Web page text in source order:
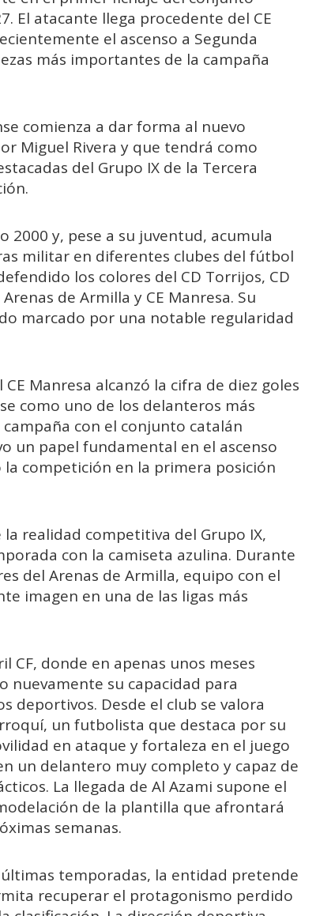
El atacante llega procedente del CE
el ascenso a Segunda
más importantes de la campaña
comienza a dar forma al nuevo
Miguel Rivera y que tendrá como
del Grupo IX de la Tercera
2000 y, pese a su juventud, acumula
militar en diferentes clubes del fútbol
los colores del CD Torrijos, CD
de Armilla y CE Manresa. Su
marcado por una notable regularidad
Manresa alcanzó la cifra de diez goles
como uno de los delanteros más
con el conjunto catalán
un papel fundamental en el ascenso
la competición en la primera posición
realidad competitiva del Grupo IX,
con la camiseta azulina. Durante
del Arenas de Armilla, equipo con el
imagen en una de las ligas más
donde en apenas unos meses
nuevamente su capacidad para
deportivos. Desde el club se valora
un futbolista que destaca por su
en ataque y fortaleza en el juego
un delantero muy completo y capaz de
La llegada de Al Azami supone el
de la plantilla que afrontará
semanas.
temporadas, la entidad pretende
recuperar el protagonismo perdido